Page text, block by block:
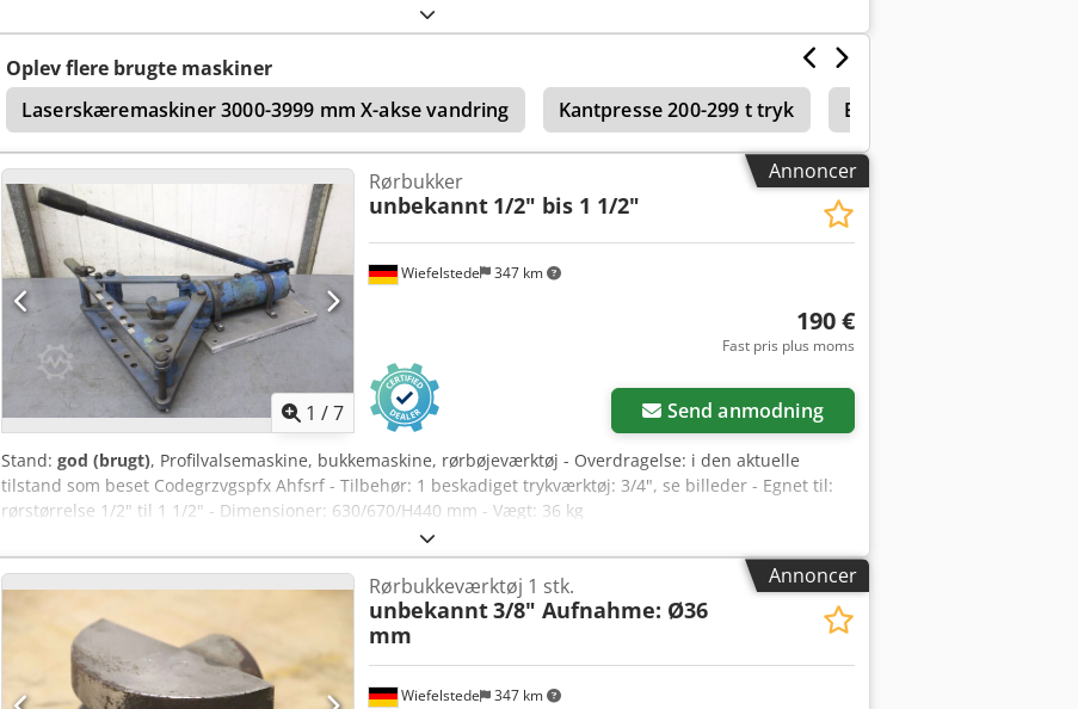
Oplev flere brugte maskiner
Laserskæremaskiner 3000-3999 mm X-akse vandring
Kantpresse 200-299 t tryk Ercolina
Annoncer
1 /7
Wiefelstede 347 km
Rørbukker
unbekannt 1/2" bis 1 1/2"
190 €
Fast pris plus moms
Send anmodning
Stand: god (brugt), Profilvalsemaskine, bukkemaskine, rørbøjeværktøj - Overdragelse: i den aktuelle
tilstand som beset Codegrzvgspfx Ahfsrf - Tilbehør: 1 beskadiget trykværktøj: 3/4", se billeder - Egnet til:
rørstørrelse 1/2" til 1 1/2" - Dimensioner: 630/670/H440 mm - Vægt: 36 kg
Annoncer
Wiefelstede 347 km
Rørbukkeværktøj 1 stk.
unbekannt3/8" Aufnahme: Ø36
mm